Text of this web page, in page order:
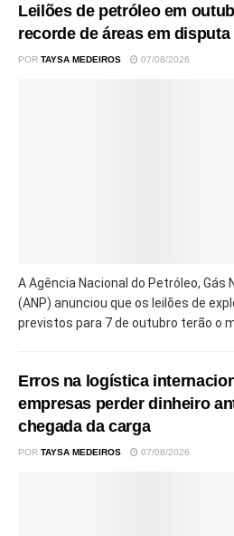
Leilões de petróleo em
recorde de áreas em disputa
POR TAYSA MEDEIROS 07/08/2026
A Agência Nacional do Petróleo,
(ANP) anunciou que os leilões de
previstos para 7 de outubro terão o
Erros na logística
empresas perder dinheiro
chegada da carga
POR TAYSA MEDEIROS 07/08/2026